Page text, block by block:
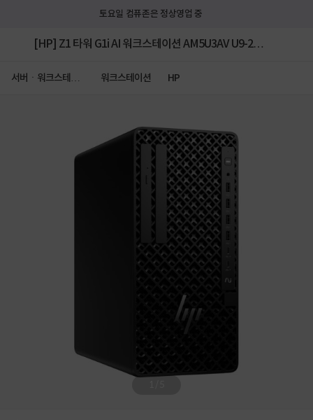
토요일 컴퓨존은 정상영업 중
[HP] Z1 타워 G1i AI 워크스테이션 AM5U3AV U9-285
서버ㆍ워크스테이
워크스테이션 HP